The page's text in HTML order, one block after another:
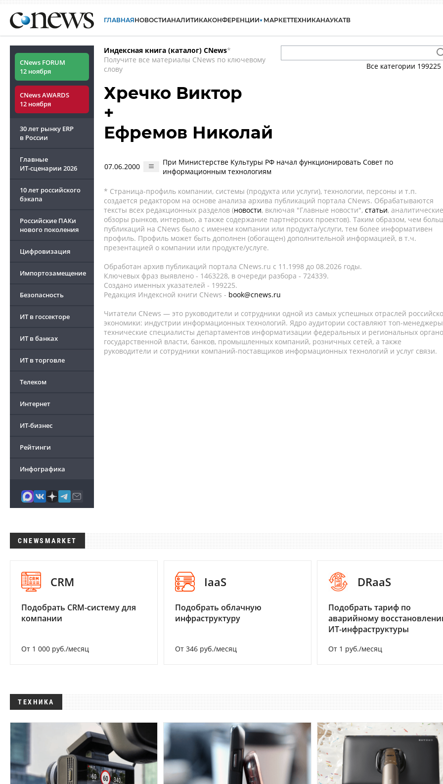
ГЛАВНАЯНОВОСТИАНАЛИТИКАКОНФЕРЕНЦИИ МАРКЕТТЕХНИКАНАУКАТВ
CNews FORUM
12 ноября
CNews AWARDS
12 ноября
30 лет рынку ERP
в России
Главные
ИТ-сценарии 2026
10 лет российского
бэкапа
Российские ПАКи
нового поколения
Цифровизация
Импортозамещение
Безопасность
ИТ в госсекторе
ИТ в банках
ИТ в торговле
Телеком
Интернет
ИТ-бизнес
Рейтинги
Инфографика
Индексная книга (каталог) CNews*
Получите все материалы CNews по ключевому
слову
Все категории 199225
Хречко Виктор
+
Ефремов Николай
07.06.2000
При Министерстве Культуры РФ начал функционировать Совет по
информационным технологиям
* Страница-профиль компании, системы (продукта или услуги), технологии, персоны и т.п.
создается редактором на основе анализа архива публикаций портала CNews. Обрабатываются
тексты всех редакционных разделов (новости, включая "Главные новости", статьи, аналитические
обзоры рынков, интервью, а также содержание партнёрских проектов). Таким образом, чем
публикаций на CNews было с именем компании или продукта/услуги, тем более информативен
профиль. Профиль может быть дополнен (обогащен) дополнительной информацией, в т.ч.
презентацией о компании или продукте/услуге.
Обработан архив публикаций портала CNews.ru c 11.1998 до 08.2026 годы.
Ключевых фраз выявлено - 1463228, в очереди разбора - 724339.
Создано именных указателей - 199225.
Редакция Индексной книги CNews - book@cnews.ru
Читатели CNews — это руководители и сотрудники одной из самых успешных отраслей
экономики: индустрии информационных технологий. Ядро аудитории составляют топ-
технические специалисты департаментов информатизации федеральных и региональных
государственной власти, банков, промышленных компаний, розничных сетей, а также
руководители и сотрудники компаний-поставщиков информационных технологий и услуг связи.
CNEWSMARKET
CRM
Подобрать CRM-систему для
компании
От 1 000 руб./месяц
IaaS
Подобрать облачную
инфраструктуру
От 346 руб./месяц
DRaaS
Подобрать тариф по
аварийному
ИТ-инфраструктуры
От 1 руб./месяц
ТЕХНИКА